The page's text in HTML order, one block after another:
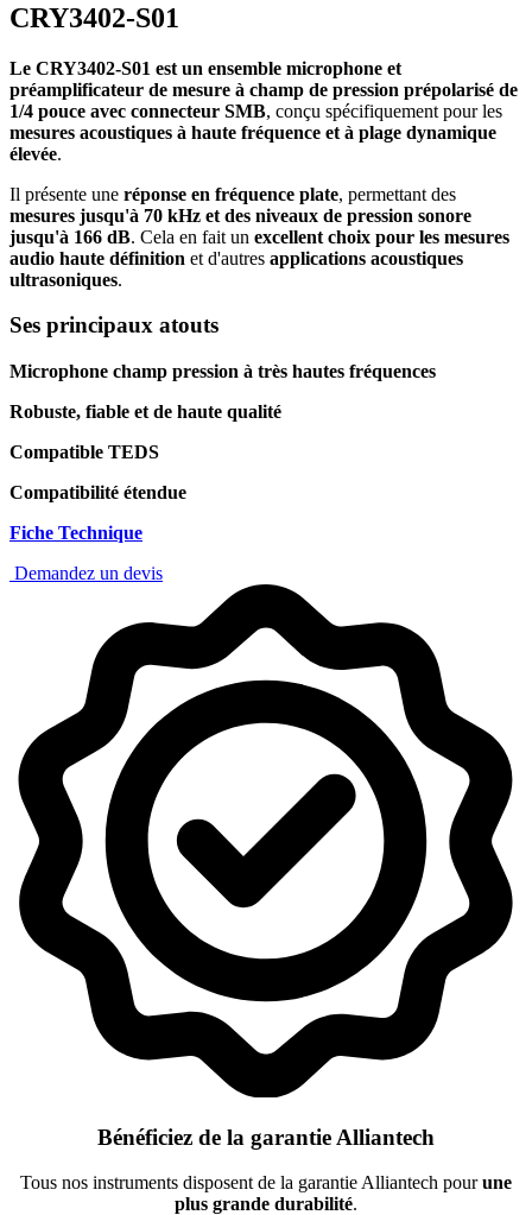
CRY3402-S01
Le CRY3402-S01 est un ensemble microphone et
préamplificateur de mesure à champ de pression prépolarisé de
1/4 pouce avec connecteur SMB, conçu spécifiquement pour les
mesures acoustiques à haute fréquence et à plage dynamique
élevée.
Il présente une réponse en fréquence plate, permettant des
mesures jusqu'à 70 kHz et des niveaux de pression sonore
jusqu'à 166 dB. Cela en fait un excellent choix pour les mesures
audio haute définition et d'autres applications acoustiques
ultrasoniques.
Ses principaux atouts
Microphone champ pression à très hautes fréquences
Robuste, fiable et de haute qualité
Compatible TEDS
Compatibilité étendue
Fiche Technique
Demandez un devis
Bénéficiez de la garantie Alliantech
Tous nos instruments disposent de la garantie Alliantech pourune
plus grande durabilité.